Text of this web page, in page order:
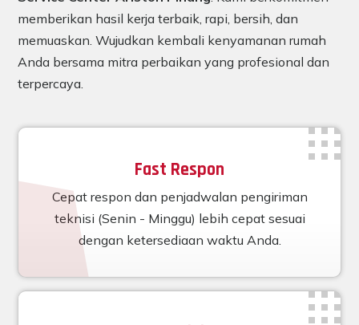
memberikan hasil kerja terbaik, rapi, bersih, dan
memuaskan. Wujudkan kembali kenyamanan rumah
Anda bersama mitra perbaikan yang profesional dan
terpercaya.
Fast Respon
Cepat respon dan penjadwalan pengiriman
teknisi (Senin - Minggu) lebih cepat sesuai
dengan ketersediaan waktu Anda.